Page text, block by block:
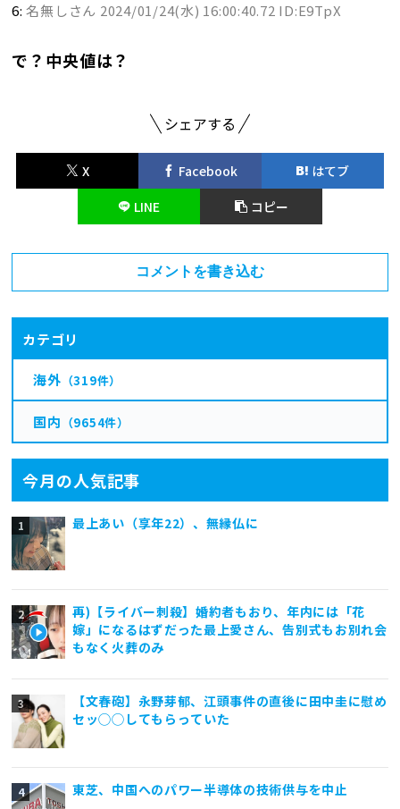
6:名無しさん 2024/01/24(水) 16:00:40.72 ID:E9TpX
で？中央値は？
シェアする
X Facebook
はてブ
LINE
コピー
コメントを書き込む
カテゴリ
海外 （319件）
国内 （9654件）
今月の人気記事
最上あい（享年22）、無縁仏に
再)【ライバー刺殺】婚約者もおり、年内には「花
嫁」になるはずだった最上愛さん、告別式もお別れ会
もなく火葬のみ
【文春砲】永野芽郁、江頭事件の直後に田中圭に慰め
セッ◯◯してもらっていた
東芝、中国へのパワー半導体の技術供与を中止